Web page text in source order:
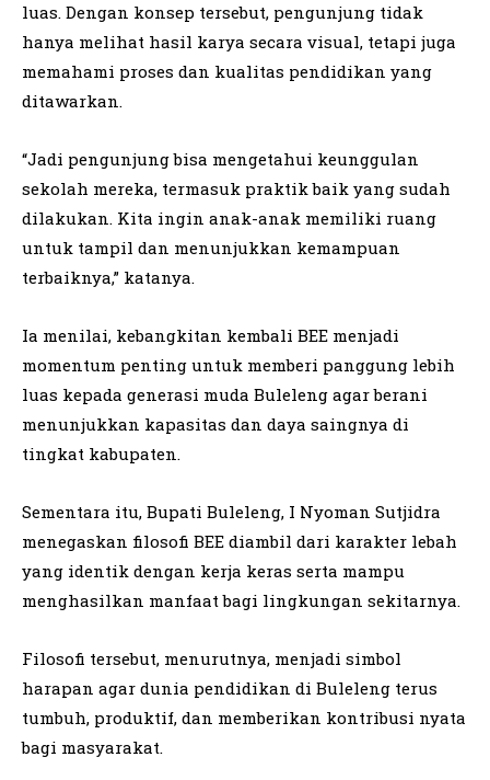
luas. Dengan konsep tersebut, pengunjung tidak
hanya melihat hasil karya secara visual, tetapi juga
memahami proses dan kualitas pendidikan yang
ditawarkan.
“Jadi pengunjung bisa mengetahui keunggulan
sekolah mereka, termasuk praktik baik yang sudah
dilakukan. Kita ingin anak-anak memiliki ruang
untuk tampil dan menunjukkan kemampuan
terbaiknya,” katanya.
Ia menilai, kebangkitan kembali BEE menjadi
momentum penting untuk memberi panggung lebih
luas kepada generasi muda Buleleng agar berani
menunjukkan kapasitas dan daya saingnya di
tingkat kabupaten.
Sementara itu, Bupati Buleleng, I Nyoman Sutjidra
menegaskan filosofi BEE diambil dari karakter lebah
yang identik dengan kerja keras serta mampu
menghasilkan manfaat bagi lingkungan sekitarnya.
Filosofi tersebut, menurutnya, menjadi simbol
harapan agar dunia pendidikan di Buleleng terus
tumbuh, produktif, dan memberikan kontribusi nyata
bagi masyarakat.